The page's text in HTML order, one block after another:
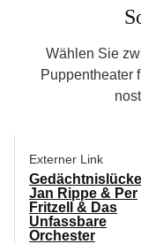
Wählen Sie
Puppentheater
Externer Link
Jan Rippe & Per
Fritzell & Das
Unfassbare
Orchester